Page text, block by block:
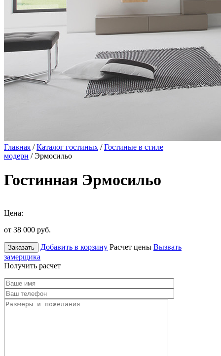
Главная /Каталог гостиных /Гостиные в стиле
модерн / Эрмосильо
Гостинная Эрмосильо
Цена:
от 38 000 руб.
Заказать Добавить в корзину Расчет цены Вызвать
замерщика
Получить расчет